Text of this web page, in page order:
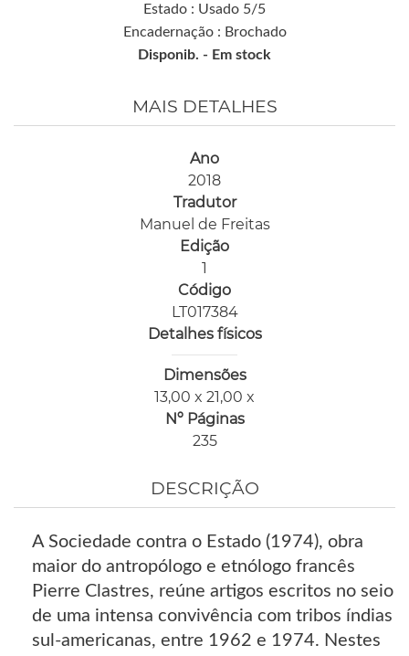
Estado : Usado 5/5
Encadernação : Brochado
Disponib. - Em stock
MAIS DETALHES
Ano
2018
Tradutor
Manuel de Freitas
Edição
1
Código
LT017384
Detalhes físicos
Dimensões
13,00 x 21,00 x
Nº Páginas
235
DESCRIÇÃO
A Sociedade contra o Estado (1974), obra
maior do antropólogo e etnólogo francês
Pierre Clastres, reúne artigos escritos no seio
de uma intensa convivência com tribos índias
sul-americanas, entre 1962 e 1974. Nestes